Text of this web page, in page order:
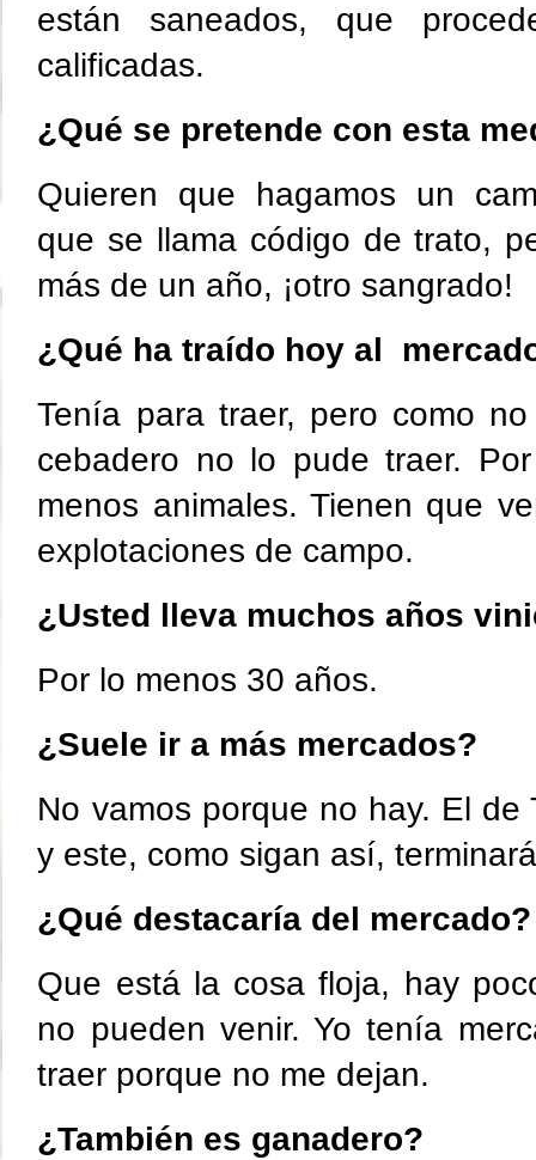
están saneados, que
calificadas.
¿Qué se pretende con esta
Quieren que hagamos un
que se llama código de trato,
más de un año, ¡otro sangrado!
¿Qué ha traído hoy al
Tenía para traer, pero como
cebadero no lo pude traer.
menos animales. Tienen que
explotaciones de campo.
¿Usted lleva muchos años
Por lo menos 30 años.
¿Suele ir a más mercados?
No vamos porque no hay. El de
y este, como sigan así,
¿Qué destacaría del mercado?
Que está la cosa floja, hay
no pueden venir. Yo tenía
traer porque no me dejan.
¿También es ganadero?